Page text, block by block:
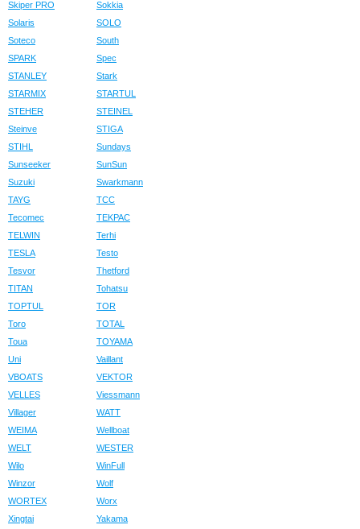
Skiper PRO
Sokkia
Solaris
SOLO
Soteco
South
SPARK
Spec
STANLEY
Stark
STARMIX
STARTUL
STEHER
STEINEL
Steinve
STIGA
STIHL
Sundays
Sunseeker
SunSun
Suzuki
Swarkmann
TAYG
TCC
Tecomec
TEKPAC
TELWIN
Terhi
TESLA
Testo
Tesvor
Thetford
TITAN
Tohatsu
TOPTUL
TOR
Toro
TOTAL
Toua
TOYAMA
Uni
Vaillant
VBOATS
VEKTOR
VELLES
Viessmann
Villager
WATT
WEIMA
Wellboat
WELT
WESTER
Wilo
WinFull
Winzor
Wolf
WORTEX
Worx
Xingtai
Yakama